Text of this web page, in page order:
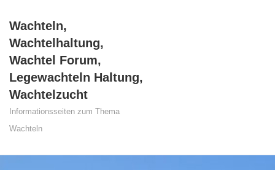
Zum
Inhalt
Wachteln,
Wachtelhaltung,
Wachtel Forum,
Legewachteln Haltung,
Wachtelzucht
Informationsseiten zum Thema
Wachteln